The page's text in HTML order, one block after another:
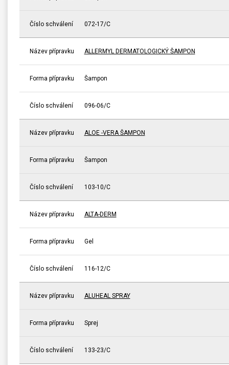
Číslo schválení 072-17/C
Název přípravku ALLERMYL DERMATOLOGICKÝ ŠAMPON
Forma přípravku Šampon
Číslo schválení 096-06/C
Název přípravku ALOE -VERA ŠAMPON
Forma přípravku Šampon
Číslo schválení 103-10/C
Název přípravku ALTA-DERM
Forma přípravku Gel
Číslo schválení 116-12/C
Název přípravku ALUHEAL SPRAY
Forma přípravku Sprej
Číslo schválení 133-23/C